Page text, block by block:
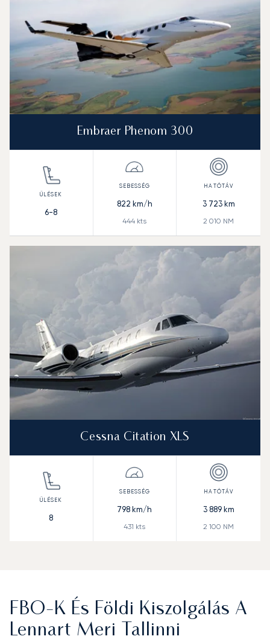
Embraer Phenom 300
6-8
822 km/h
444 kts
3 723km
2 010 NM
Cessna Citation XLS
8
798 km/h
431 kts
3 889km
2 100 NM
FBO-K És Földi Kiszolgálás A
Lennart Meri Tallinni